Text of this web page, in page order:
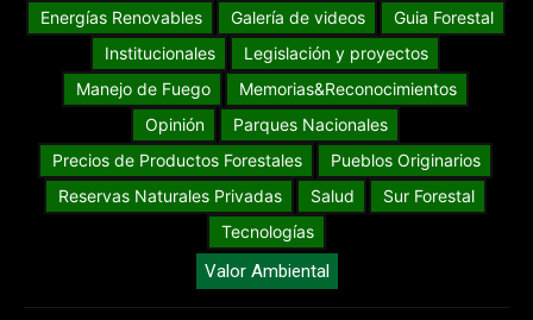
Energías Renovables
Galería de videos
Guia Forestal
Institucionales
Legislación y proyectos
Manejo de Fuego
Memorias&Reconocimientos
Opinión
Parques Nacionales
Precios de Productos Forestales
Pueblos Originarios
Reservas Naturales Privadas
Salud
Sur Forestal
Tecnologías
Valor Ambiental